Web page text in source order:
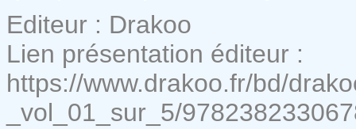
Editeur : Drakoo
Lien présentation éditeur :
https://www.drakoo.fr/bd/
_vol_01_sur_5/